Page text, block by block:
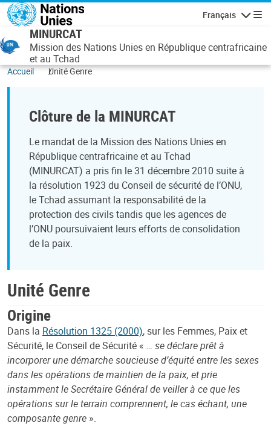
Aller au contenu principal
Français
MINURCAT
Mission des Nations Unies en République centrafricaine
et au Tchad
Accueil Unité Genre
Clôture de la MINURCAT
Le mandat de la Mission des Nations Unies en
République centrafricaine et au Tchad
(MINURCAT) a pris fin le 31 décembre 2010 suite à
la résolution 1923 du Conseil de sécurité de l’ONU,
le Tchad assumant la responsabilité de la
protection des civils tandis que les agences de
l’ONU poursuivaient leurs efforts de consolidation
de la paix.
Unité Genre
Origine
Dans la Résolution 1325 (2000), sur les Femmes, Paix et
Sécurité, le Conseil de Sécurité « … se déclare prêt à
incorporer une démarche soucieuse d’équité entre les sexes
dans les opérations de maintien de la paix, et prie
instamment le Secrétaire Général de veiller à ce que les
opérations sur le terrain comprennent, le cas échant, une
composante genre ».